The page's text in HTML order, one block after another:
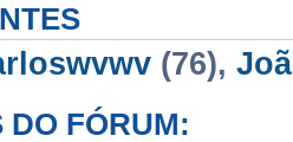
(76),
DO FÓRUM: